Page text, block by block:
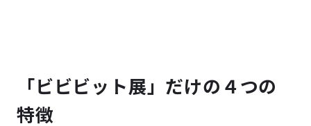
「ビビビット展」だけの４つの
特徴